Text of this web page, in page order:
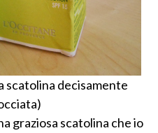
scatolina decisamente
graziosa scatolina che io